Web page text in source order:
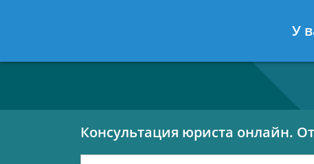
7 812 467-42-
Консультация юриста онлайн.
У